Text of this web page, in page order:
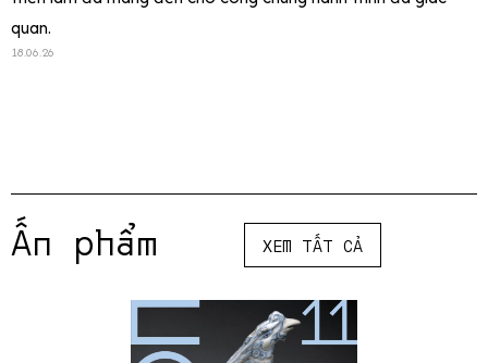
quan.
18.06.26
Ấn phẩm XEM TẤT CẢ